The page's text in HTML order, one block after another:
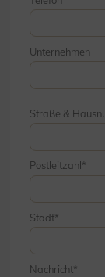
Unternehmen
Straße &
Postleitzahl
Stadt
Nachricht